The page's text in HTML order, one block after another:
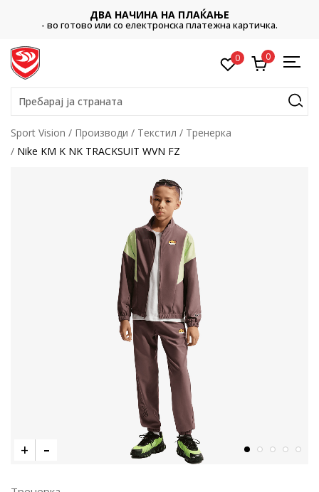
ДВА НАЧИНА НА ПЛАЌАЊЕ
- во готово или со електронска платежна картичка.
0 0
Пребарај ја страната
Sport Vision Производи Текстил
Тренерка
Nike KM K NK TRACKSUIT WVN FZ